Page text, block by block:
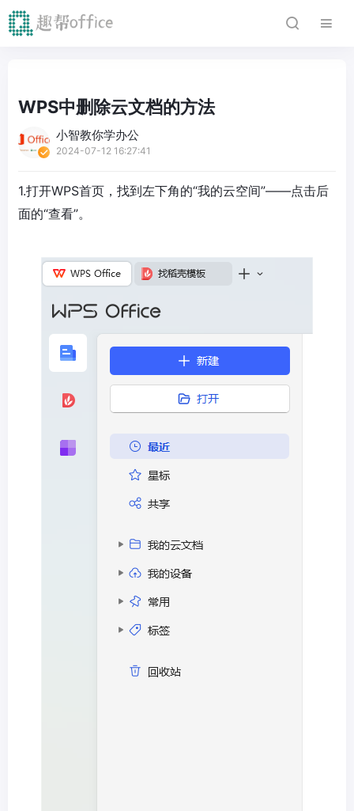
WPS中删除云文档的方法
小智教你学办公
2024-07-12 16:27:41
1.打开WPS首页，找到左下角的“我的云空间”——点击后
面的“查看”。